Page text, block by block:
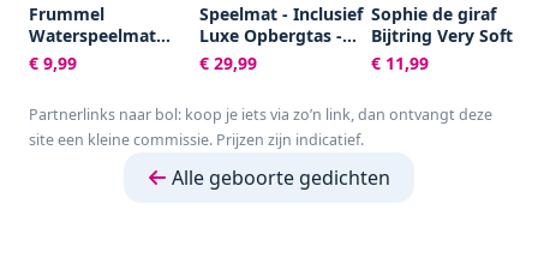
Frummel
Waterspeelmat
Baby – Watermat –
Speelkleed –
Waterspeelgoed
Baby - Kraamcadeau
€ 9,99
Speelmat - Inclusief
Luxe Opbergtas -
Dubbelzijdig -
Speelkleed -
Speelkleed Baby -
Speelmat Foam -
Opvouwbaar - Beige
€ 29,99
Sophie de giraf
Bijtring Very Soft -
Baby speelgoed -
Kraamcadeau -
- 100% Natuurlijk
geschenkdoosje
€ 11,99
Partnerlinks naar bol: koop je iets via zo’n link, dan ontvangt deze
site een kleine commissie. Prijzen zijn indicatief.
Alle geboorte gedichten